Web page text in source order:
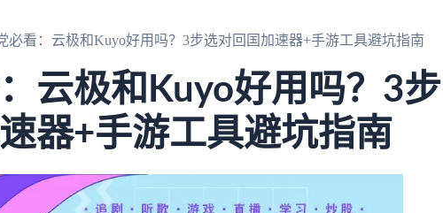
必看：云极和Kuyo好用吗？3步选对回国加速器+手游工具避坑指南
云极和Kuyo好用吗？3步
器+手游工具避坑指南